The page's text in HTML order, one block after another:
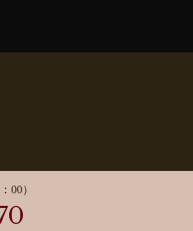
00）